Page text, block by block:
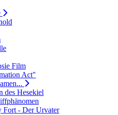
Film
Act"
des Hesekiel
Fort - Der Urvater